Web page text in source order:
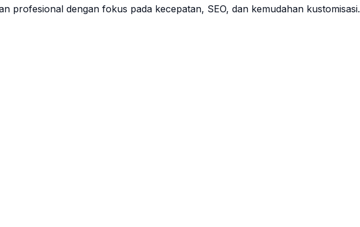
profesional dengan fokus pada kecepatan, SEO, dan kemudahan kustomisasi.